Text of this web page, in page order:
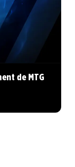
de MTG